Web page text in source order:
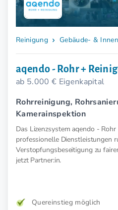
Reinigung Gebäude- &
aqendo - Rohr +
ab 5.000 € Eigenkapital
Rohrreinigung,
Kamerainspektion
Das Lizenzsystem aqendo -
professionelle Dienstleistungen
Verstopfungsbeseitigung zu
jetzt Partner:in.
Quereinstieg möglich